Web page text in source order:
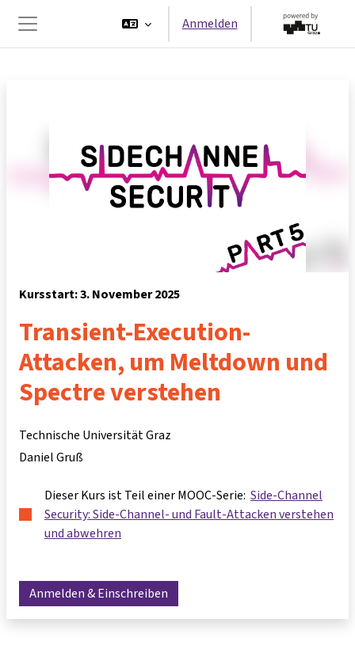
Website-Übersicht
Anmelden
Kursstart: 3. November 2025
Transient-Execution-
Attacken, um Meltdown und
Spectre verstehen
Technische Universität Graz
Daniel Gruß
Dieser Kurs ist Teil einer MOOC-Serie: Side-Channel
Security: Side-Channel- und Fault-Attacken verstehen
und abwehren
Anmelden & Einschreiben